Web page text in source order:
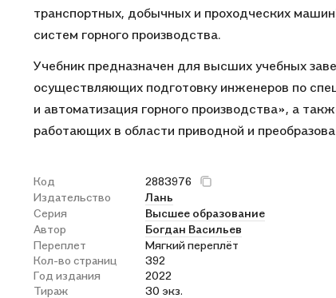
транспортных, добычных и проходческих
систем горного производства.
Учебник предназначен для высших учебных
осуществляющих подготовку инженеров по
и автоматизация горного производства», а
работающих в области приводной и
Код
2883976
Издательство
Лань
Серия
Высшее образование
Автор
Богдан Васильев
Переплет
Мягкий переплёт
Кол-во страниц
392
Год издания
2022
Тираж
30 экз.